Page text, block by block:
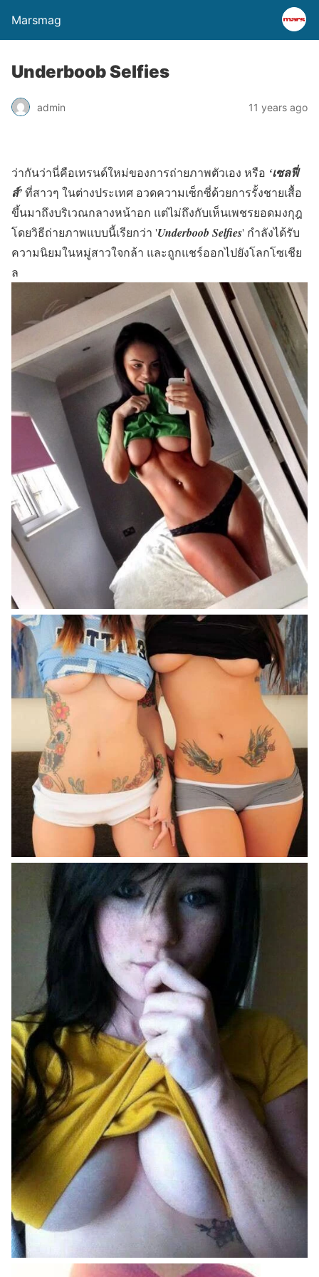
Marsmag
Underboob Selfies
admin 11 years ago
ว่ากันว่านี่คือเทรนด์ใหม่ของการถ่ายภาพตัวเอง หรือ ‘เซลฟี่
ส์’ที่สาวๆ ในต่างประเทศ อวดความเซ็กซี่ด้วยการรั้งชายเสื้อ
ขึ้นมาถึงบริเวณกลางหน้าอก แต่ไม่ถึงกับเห็นเพชรยอดมงกุฎ
โดยวิธีถ่ายภาพแบบนี้เรียกว่า 'Underboob Selfies' กำลังได้รับ
ความนิยมในหมู่สาวใจกล้า และถูกแชร์ออกไปยังโลกโซเชีย
ล